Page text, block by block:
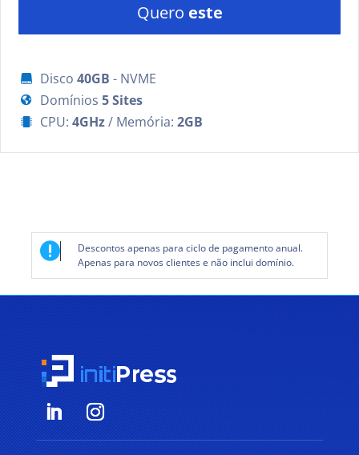
Quero este
 Disco 40GB - NVME
 Domínios 5 Sites
 CPU: 4GHz/ Memória: 2GB

Descontos apenas para ciclo de pagamento anual.
Apenas para novos clientes e não inclui domínio.